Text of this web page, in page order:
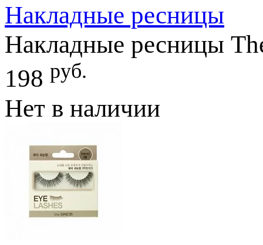
Накладные ресницы
Накладные ресницы
198 руб.
Нет в наличии